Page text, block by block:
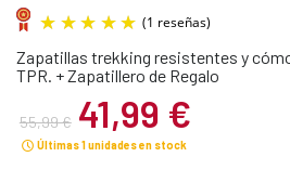
Zapatillas trekking resistentes y
TPR. + Zapatillero de Regalo
55,99 € 41,99 €
Últimas 1 unidades en stock